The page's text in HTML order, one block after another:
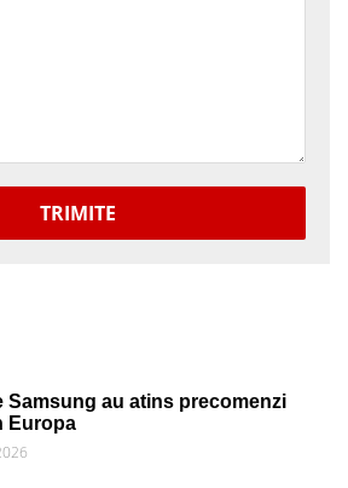
TRIMITE
Samsung au atins precomenzi
Europa